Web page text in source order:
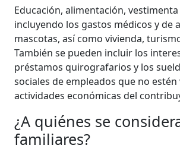
Educación, alimentación, vestimenta
incluyendo los gastos médicos y de
mascotas, así como vivienda,
También se pueden incluir los
préstamos quirografarios y los
sociales de empleados que no estén
actividades económicas del
¿A quiénes se
familiares?